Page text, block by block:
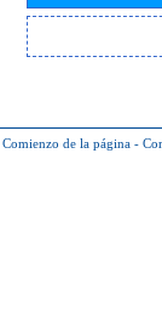
Comienzo de la página -